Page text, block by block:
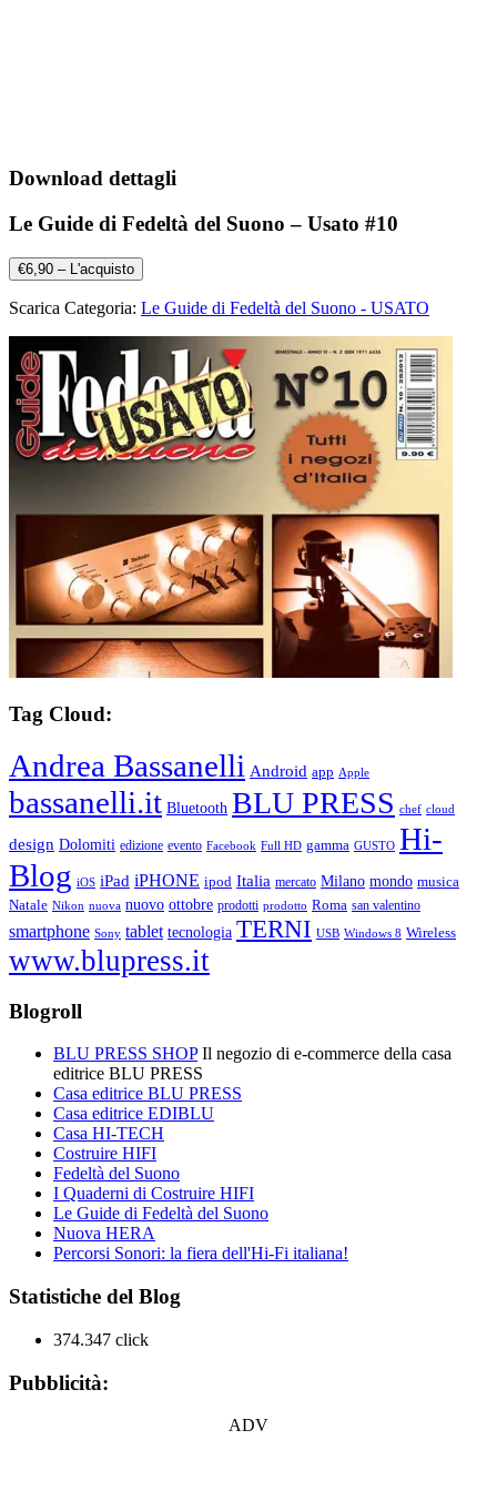
Download dettagli
Le Guide di Fedeltà del Suono – Usato #10
€6,90 – L'acquisto
Scarica Categoria: Le Guide di Fedeltà del Suono - USATO
Tag Cloud:
Andrea Bassanelli Android app Apple
bassanelli.it Bluetooth BLU PRESS chef cloud
design Dolomiti edizione evento Facebook Full HD gamma GUSTO Hi-
Blog iOS iPad iPHONE ipod Italia mercato Milano mondo musica
Natale Nikon nuova nuovo ottobre prodotti prodotto Roma san valentino
smartphone Sony tablet tecnologia TERNI USB Windows 8 Wireless
www.blupress.it
Blogroll
BLU PRESS SHOPIl negozio di e-commerce della casa
editrice BLU PRESS
Casa editrice BLU PRESS
Casa editrice EDIBLU
Casa HI-TECH
Costruire HIFI
Fedeltà del Suono
I Quaderni di Costruire HIFI
Le Guide di Fedeltà del Suono
Nuova HERA
Percorsi Sonori: la fiera dell'Hi-Fi italiana!
Statistiche del Blog
374.347 click
Pubblicità:
ADV